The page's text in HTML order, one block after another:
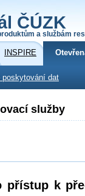
ČÚZK
a službám
INSPIRE
poskytování dat
služby
přístup k